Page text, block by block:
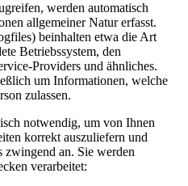
werden automatisch
allgemeiner Natur erfasst.
beinhalten etwa die Art
Betriebssystem, den
Providers und ähnliches.
um Informationen, welche
zulassen.
notwendig, um von Ihnen
korrekt auszuliefern und
zwingend an. Sie werden
verarbeitet: